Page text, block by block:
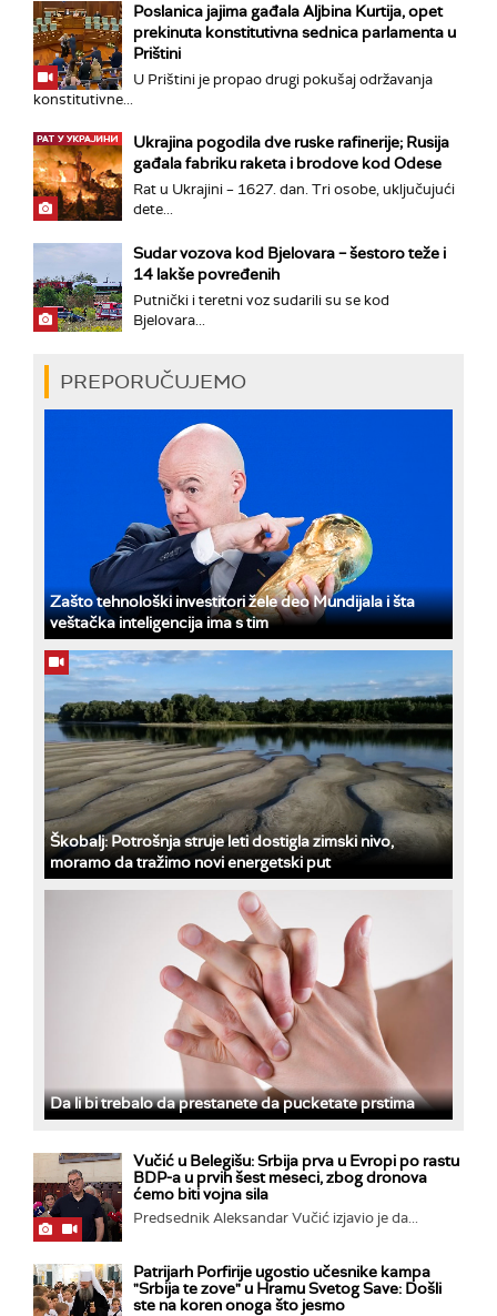
Poslanica jajima gađala Aljbina Kurtija, opet
prekinuta konstitutivna sednica parlamenta u
Prištini
U Prištini je propao drugi pokušaj održavanja
konstitutivne...
Ukrajina pogodila dve ruske rafinerije; Rusija
gađala fabriku raketa i brodove kod Odese
Rat u Ukrajini – 1627. dan. Tri osobe, uključujući
dete...
Sudar vozova kod Bjelovara – šestoro teže i
14 lakše povređenih
Putnički i teretni voz sudarili su se kod
Bjelovara...
PREPORUČUJEMO
Zašto tehnološki investitori žele deo Mundijala i šta
veštačka inteligencija ima s tim
Škobalj: Potrošnja struje leti dostigla zimski nivo,
moramo da tražimo novi energetski put
Da li bi trebalo da prestanete da pucketate prstima
Vučić u Belegišu: Srbija prva u Evropi po rastu
BDP-a u prvih šest meseci, zbog dronova
ćemo biti vojna sila
Predsednik Aleksandar Vučić izjavio je da...
Patrijarh Porfirije ugostio učesnike kampa
"Srbija te zove" u Hramu Svetog Save: Došli
ste na koren onoga što jesmo